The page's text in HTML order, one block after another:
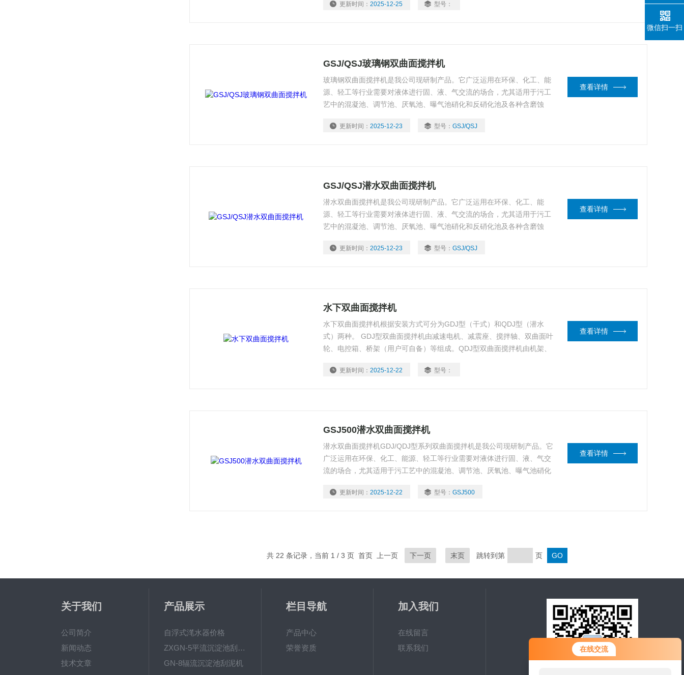
在线交流
更新时间：2025-12-25 型号：
GSJ/QSJ玻璃钢双曲面搅拌机
玻璃钢双曲面搅拌机是我公司现研制产品。它广泛运用在环保、化工、能
源、轻工等行业需要对液体进行固、液、气交流的场合，尤其适用于污工
艺中的混凝池、调节池、厌氧池、曝气池硝化和反硝化池及各种含磨蚀
更新时间：2025-12-23 型号：GSJ/QSJ
查看详情
GSJ/QSJ潜水双曲面搅拌机
潜水双曲面搅拌机是我公司现研制产品。它广泛运用在环保、化工、能
源、轻工等行业需要对液体进行固、液、气交流的场合，尤其适用于污工
艺中的混凝池、调节池、厌氧池、曝气池硝化和反硝化池及各种含磨蚀
更新时间：2025-12-23 型号：GSJ/QSJ
查看详情
水下双曲面搅拌机
水下双曲面搅拌机根据安装方式可分为GDJ型（干式）和QDJ型（潜水
式）两种。 GDJ型双曲面搅拌机由减速电机、减震座、搅拌轴、双曲面叶
轮、电控箱、桥架（用户可自备）等组成。QDJ型双曲面搅拌机由机架、
更新时间：2025-12-22 型号：
查看详情
GSJ500潜水双曲面搅拌机
潜水双曲面搅拌机GDJ/QDJ型系列双曲面搅拌机是我公司现研制产品。它
广泛运用在环保、化工、能源、轻工等行业需要对液体进行固、液、气交
流的场合，尤其适用于污工艺中的混凝池、调节池、厌氧池、曝气池硝化
更新时间：2025-12-22 型号：GSJ500
查看详情
共 22 条记录，当前 1 / 3 页 首页 上一页 下一页 末页 跳转到第 页
关于我们
公司简介
新闻动态
技术文章
产品展示
自浮式滗水器价格
ZXGN-5平流沉淀池刮泥机
GN-8辐流沉淀池刮泥机
栏目导航
产品中心
荣誉资质
加入我们
在线留言
联系我们
微信扫一扫